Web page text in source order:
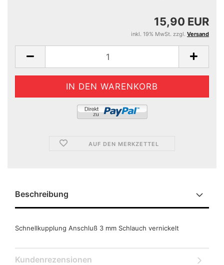
15,90 EUR
inkl. 19% MwSt. zzgl. Versand
AUF DEN MERKZETTEL
Beschreibung
Schnellkupplung Anschluß 3 mm Schlauch vernickelt
Kundenrezensionen